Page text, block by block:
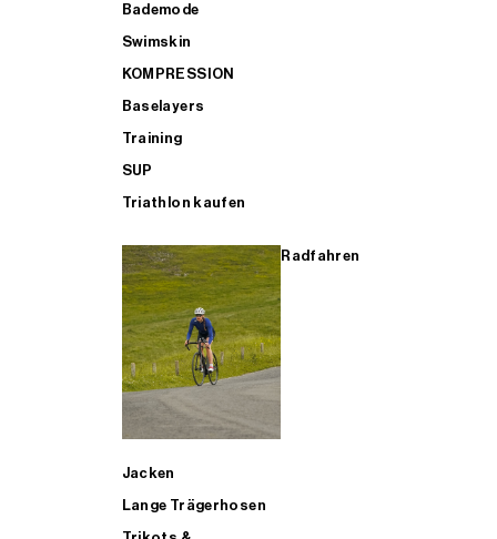
Bademode
Swimskin
KOMPRESSION
Baselayers
Training
SUP
Triathlon kaufen
Radfahren
Jacken
Lange Trägerhosen